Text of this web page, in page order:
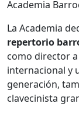
La Academia
repertorio
como director a
internacional y
generación,
clavecinista